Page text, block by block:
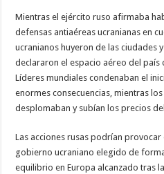
Mientras el ejército ruso afirmaba
defensas antiaéreas ucranianas en
ucranianos huyeron de las ciudades
declararon el espacio aéreo del
Líderes mundiales condenaban el
enormes consecuencias, mientras
desplomaban y subían los precios
Las acciones rusas podrían
gobierno ucraniano elegido de
equilibrio en Europa alcanzado tras